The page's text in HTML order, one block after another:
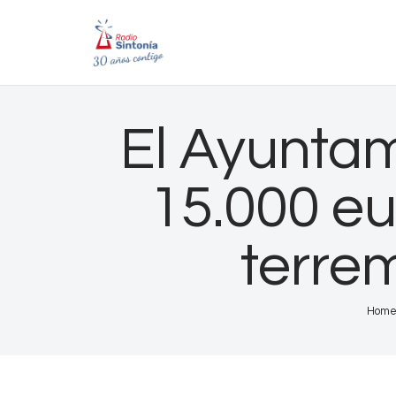
El
15.000
Home